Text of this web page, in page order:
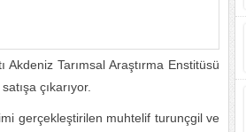
Tarımsal Araştırma Enstitüsü
çıkarıyor.
gerçekleştirilen muhtelif turunçgil ve